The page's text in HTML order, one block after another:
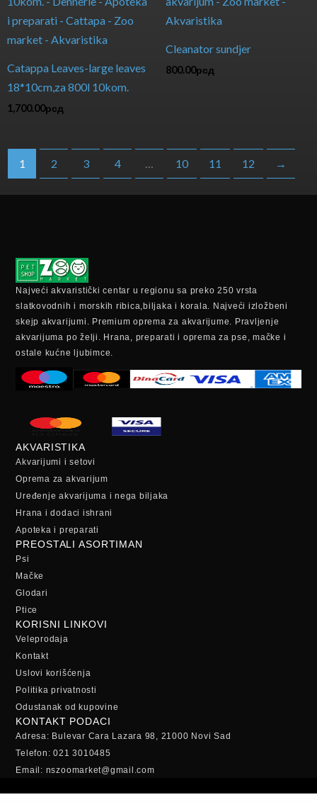
Catappa Leaves-large leaves
18*10cm,za 800l 10kom.
1,700.00рсд
Cleanator sundjer
800.00рсд
1 2 3 4 10 11 12 →
Najveći akvaristički centar u regionu sa preko 250 vrsta
slatkovodnih i morskih ribica,biljaka i korala. Najveći izložbeni
skejp akvarijumi. Premium oprema za akvarijume. Pravljenje
akvarijuma po želji. Hrana, preparati i oprema za pse, mačke i
ostale kućne ljubimce.
AKVARISTIKA
Akvarijumi i setovi
Oprema za akvarijum
Uređenje akvarijuma i nega biljaka
Hrana i dodaci ishrani
Apoteka i preparati
PREOSTALI ASORTIMAN
Psi
Mačke
Glodari
Ptice
KORISNI LINKOVI
Veleprodaja
Kontakt
Uslovi korišćenja
Politika privatnosti
Odustanak od kupovine
KONTAKT PODACI
Adresa: Bulevar Cara Lazara 98, 21000 Novi Sad
Telefon: 021 3010485
Email: nszoomarket@gmail.com